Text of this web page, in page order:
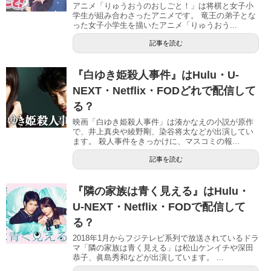
アニメ「りゅうおうのおしごと！」は将棋と女子小
学生が組み合わさったアニメです。 竜王の弟子とな
った女子小学生を描いたアニメ「りゅうおう...
記事を読む
『白ゆき姫殺人事件』はHulu・U-
NEXT・Netflix・FODどれで配信して
る？
映画「白ゆき姫殺人事件」は湊かなえの小説が原作
で、井上真央や綾野剛、染谷将太などが出演してい
ます。 殺人事件をきっかけに、マスコミの報...
記事を読む
『隣の家族は青く見える』はHulu・
U-NEXT・Netflix・FODで配信して
る？
2018年1月からフジテレビ系列で放送されているドラ
マ「隣の家族は青く見える」は松山ケンイチや深田
恭子、眞島秀和などが出演しています。 ...